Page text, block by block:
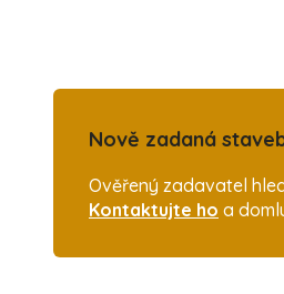
Nově zadaná
Ověřený zadavatel
Kontaktujte ho a